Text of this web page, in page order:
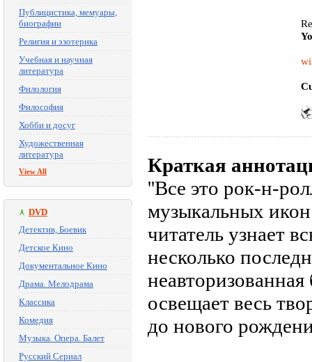
Публицистика, мемуары,
биографии
Религия и эзотерика
Учебная и научная
литература
Филология
Философия
Хобби и досуг
Художественная
литература
View All
DVD
Детектив, Боевик
Детское Кино
Документальное Кино
Драма. Мелодрама
Классика
Комедия
Музыка. Опера. Балет
Русский Сериал
Краткая
''Все это рок-н-
музыкальных
читатель узнает
несколько
освещает весь
до нового